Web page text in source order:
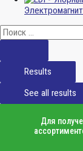
Results
See all results
Для